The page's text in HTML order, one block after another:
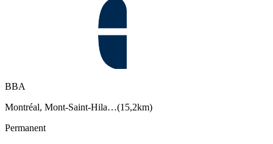
BBA
Montréal, Mont-Saint-Hila…(15,2km)
Permanent